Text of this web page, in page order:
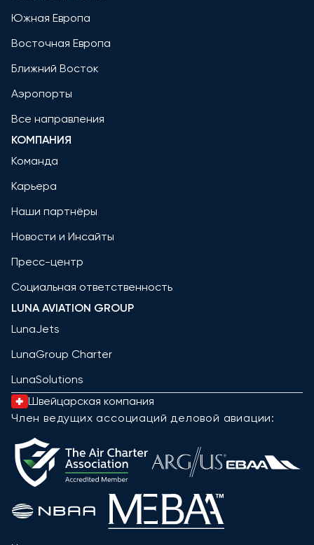
Южная Европа
Восточная Европа
Ближний Восток
Аэропорты
Все направления
КОМПАНИЯ
Команда
Карьера
Наши партнёры
Новости и Инсайты
Пресс-центр
Социальная ответственность
LUNA AVIATION GROUP
LunaJets
LunaGroup Charter
LunaSolutions
Швейцарская компания
Член ведущих ассоциаций деловой авиации: